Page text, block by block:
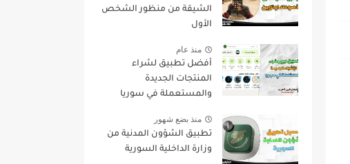
الشيقة من منظور الشخص
الأول
منذ عام
أفضل تطبيق لشراء
المنتجات الجديدة
والمستعملة في سوريا
منذ بضع شهور
تطبيق الشؤون المدنية من
وزارة الداخلية السورية